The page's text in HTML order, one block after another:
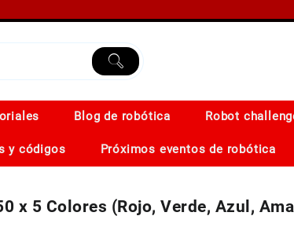
Blog de robótica Robot
y códigos Próximos eventos de robótica
x 5 Colores (Rojo, Verde, Azul,